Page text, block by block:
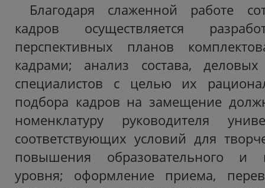
Благодаря слаженной работе
кадров осуществляется
перспективных планов
кадрами; анализ состава,
специалистов с целью их
подбора кадров на замещение
номенклатуру руководителя
соответствующих условий для
повышения образовательного и
уровня; оформление приема,